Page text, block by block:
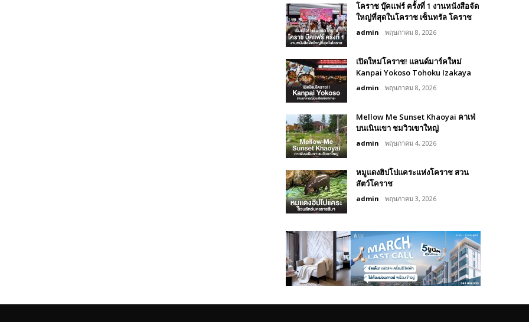
โคราช บุ๊คแฟร์​ ครั้งที่​ 1 งานหนังสือจัด
ใหญ่ที่สุดในโคราช เซ็นทรัล โคราช
admin พฤษภาคม 8, 2026
เปิดใหม่โคราช! แลนด์มาร์คใหม่
Kanpai Yokoso Tohoku Izakaya
admin พฤษภาคม 8, 2026
Mellow Me Sunset Khaoyai คาเฟ่
บนเนินเขา ชมวิวเขาใหญ่
admin พฤษภาคม 4, 2026
หมูแดงฮิปโปแคระแห่งโคราช สวน
สัตว์โคราช
admin พฤษภาคม 3, 2026